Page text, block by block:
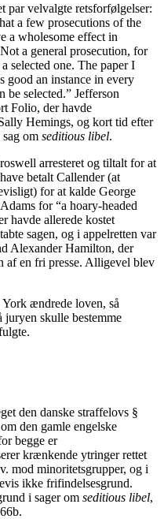
par velvalgte retsforfølgelser:
a few prosecutions of the
a wholesome effect in
a general prosecution, for
selected one. The paper I
good an instance in every
be selected.” Jefferson
Folio, der havde
Hemings, og kort tid efter
om seditious libel.
arresteret og tiltalt for at
betalt Callender (at
for at kalde George
for “a hoary-headed
havde allerede kostet
sagen, og i appelretten var
Alexander Hamilton, der
af en fri presse. Alligevel blev
ændrede loven, så
juryen skulle bestemme
den danske straffelovs §
den gamle engelske
begge er
krænkende ytringer rettet
mod minoritetsgrupper, og i
ikke frifindelsesgrund.
i sager om seditious libel,